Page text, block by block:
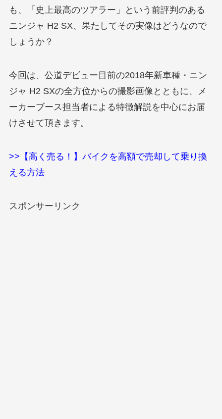
も、「史上最高のツアラー」という前評判のある
ニンジャ H2 SX、果たしてその実像はどうなので
しょうか？
今回は、公道デビュー目前の2018年新車種・ニン
ジャ H2 SXの全方位からの撮影画像とともに、メ
ーカーブース担当者による特徴解説を中心にお届
けさせて頂きます。
>>【高く売る！】バイクを高額で売却して乗り換
える方法
スポンサーリンク